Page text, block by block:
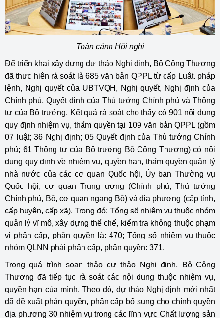
Toàn cảnh Hội nghị
Để triển khai xây dựng dự thảo Nghị định, Bộ Công Thương
đã thực hiện rà soát là 685 văn bản QPPL từ cấp Luật, pháp
lệnh, Nghị quyết của UBTVQH, Nghị quyết, Nghị định của
Chính phủ, Quyết định của Thủ tướng Chính phủ và Thông
tư của Bộ trưởng. Kết quả rà soát cho thấy có 901 nội dung
quy định nhiệm vụ, thẩm quyền tại 109 văn bản QPPL (gồm
07 luật; 36 Nghị định; 05 Quyết định của Thủ tướng Chính
phủ; 61 Thông tư của Bộ trưởng Bộ Công Thương) có nội
dung quy định về nhiệm vụ, quyền hạn, thẩm quyền quản lý
nhà nước của các cơ quan Quốc hội, Ủy ban Thường vụ
Quốc hội, cơ quan Trung ương (Chính phủ, Thủ tướng
Chính phủ, Bộ, cơ quan ngang Bộ) và địa phương (cấp tỉnh,
cấp huyện, cấp xã). Trong đó: Tổng số nhiệm vụ thuộc nhóm
quản lý vĩ mô, xây dựng thể chế, kiểm tra không thuộc phạm
vi phân cấp, phân quyền là: 470; Tổng số nhiệm vụ thuộc
nhóm QLNN phải phân cấp, phân quyền: 371.
Trong quá trình soạn thảo dự thảo Nghị định, Bộ Công
Thương đã tiếp tục rà soát các nội dung thuộc nhiệm vụ,
quyền hạn của mình. Theo đó, dự thảo Nghị định mới nhất
đã đề xuất phân quyền, phân cấp bổ sung cho chính quyền
địa phương 30 nhiệm vụ trong các lĩnh vực Chất lượng sản